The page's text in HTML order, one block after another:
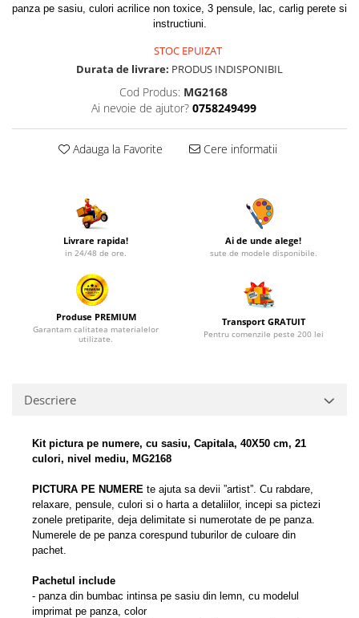
panza pe sasiu, culori acrilice non toxice, 3 pensule, lac, carlig perete si
instructiuni.
STOC EPUIZAT
Durata de livrare: PRODUS INDISPONIBIL
Cod Produs: MG2168
Ai nevoie de ajutor? 0758249499
Adauga la Favorite Cere informatii
Livrare rapida!
in 24/48 de ore.
Ai de unde alege!
sute de modele disponibile.
Produse PREMIUM
Garantam calitatea materialelor
utilizate.
Transport GRATUIT
Pentru comenzile peste 200 lei
Descriere
Kit pictura pe numere, cu sasiu, Capitala, 40X50 cm, 21
culori, nivel mediu, MG2168
PICTURA PE NUMERE te ajuta sa devii ”artist”. Cu rabdare,
relaxare, pensule, culori si o harta a detaliilor, incepi sa pictezi
zonele pretiparite, deja delimitate si numerotate de pe panza.
Numerele de pe panza corespund tuburilor de culoare din
pachet.
Pachetul include
- panza din bumbac intinsa pe sasiu din lemn, cu modelul
imprimat pe panza, color